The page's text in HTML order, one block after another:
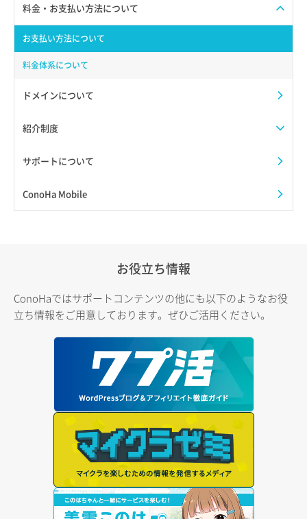
料金・お支払い方法について
お支払い方法について
料金体系について
ドメインについて
紹介制度
サポートについて
ConoHa Mobile
お役立ち情報
ConoHaではサポートコンテンツの他にも以下のようなお役
立ち情報をご用意しております。ぜひご活用ください。